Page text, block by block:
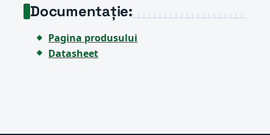
Documentație:
Pagina produsului
Datasheet